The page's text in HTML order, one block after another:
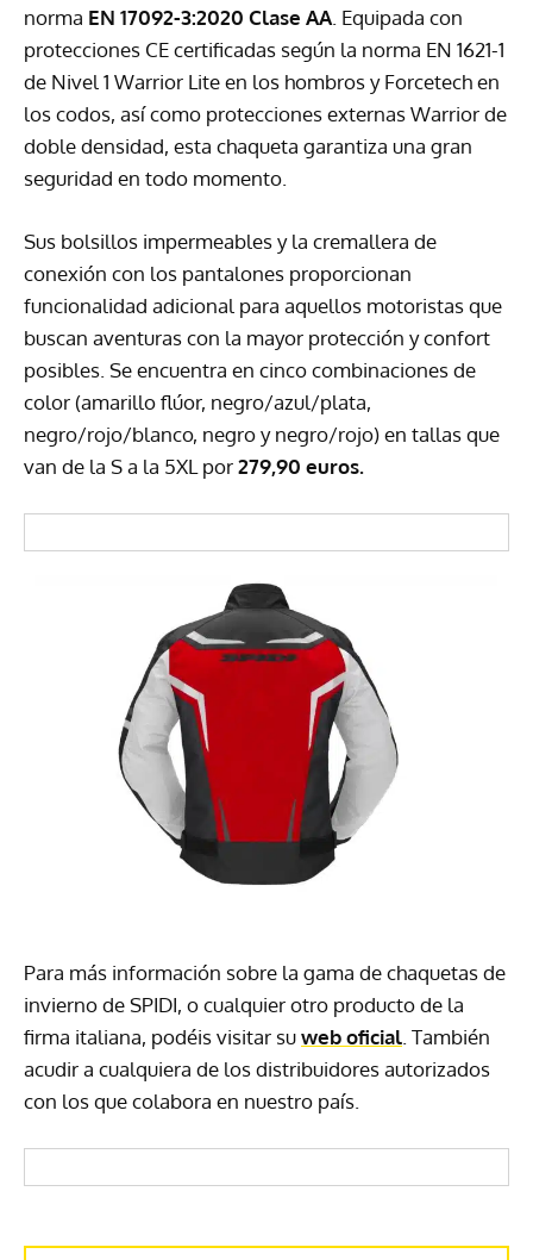
norma EN 17092-3:2020 Clase AA. Equipada con
protecciones CE certificadas según la norma EN 1621-1
de Nivel 1 Warrior Lite en los hombros y Forcetech en
los codos, así como protecciones externas Warrior de
doble densidad, esta chaqueta garantiza una gran
seguridad en todo momento.
Sus bolsillos impermeables y la cremallera de
conexión con los pantalones proporcionan
funcionalidad adicional para aquellos motoristas que
buscan aventuras con la mayor protección y confort
posibles. Se encuentra en cinco combinaciones de
color (amarillo flúor, negro/azul/plata,
negro/rojo/blanco, negro y negro/rojo) en tallas que
van de la S a la 5XL por279,90 euros.
Para más información sobre la gama de chaquetas de
invierno de SPIDI, o cualquier otro producto de la
firma italiana, podéis visitar suweb oficial . También
acudir a cualquiera de los distribuidores autorizados
con los que colabora en nuestro país.